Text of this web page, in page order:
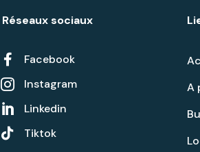
Réseaux sociaux
 Facebook
 Instagram

Linkedin

Tiktok
A